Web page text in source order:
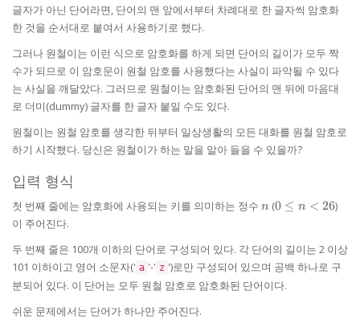
글자가 아닌 단어라면, 단어의 맨 앞에서부터 차례대로 한 글자씩 암호화
한 것을 순서대로 붙여서 사용하기로 했다.
그러나 원철이는 이런 식으로 암호화를 하게 되면 단어의 길이가 모두 짝
수가 되므로 이 암호문이 원철 암호를 사용했다는 사실이 파악될 수 있다
는 사실을 깨달았다. 그러므로 원철이는 암호화된 단어의 맨 뒤에 마음대
로 더미(dummy) 글자를 한 글자 붙일 수도 있다.
원철이는 원철 암호를 생각한 뒤부터 일상생활의 모든 대화를 원철 암호로
하기 시작했다. 당신은 원철이가 하는 말을 알아 들을 수 있을까?
입력 형식
첫 번째 줄에는 암호화에 사용되는 키를 의미하는 정수 n
n (0
<
26
0 ≤ n < 26)
이 주어진다.
두 번째 줄은 100개 이하의 단어로 구성되어 있다. 각 단어의 길이는 2 이상
101 이하이고 영어 소문자(' a '-' z ')로만 구성되어 있으며 공백 하나로 구
분되어 있다. 이 단어는 모두 원철 암호로 암호화된 단어이다.
쉬운 문제에서는 단어가 하나만 주어진다.